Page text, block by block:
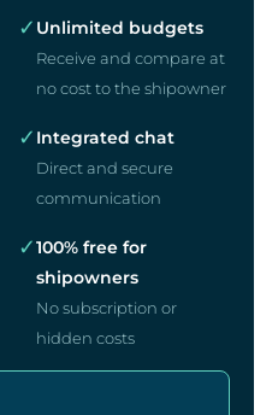
✓ Unlimited budgets
Receive and compare at
no cost to the shipowner
✓ Integrated chat
Direct and secure
communication
✓100% free for
shipowners
No subscription or
hidden costs